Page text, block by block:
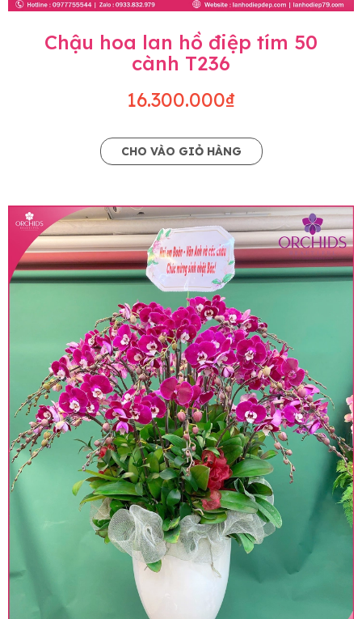
Chậu hoa lan hồ điệp tím 50
cành T236
16.300.000₫
CHO VÀO GIỎ HÀNG